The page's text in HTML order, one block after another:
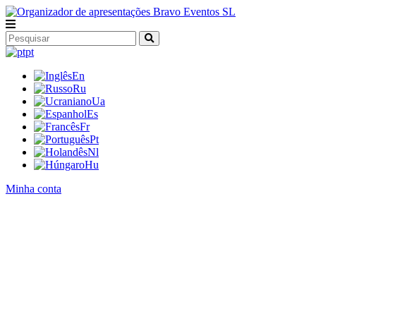
pt
En
Ru
Ua
Es
Fr
Pt
Nl
Hu
Minha conta